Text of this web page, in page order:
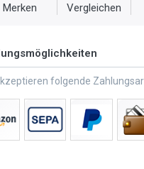
Merken Vergleichen
folgende